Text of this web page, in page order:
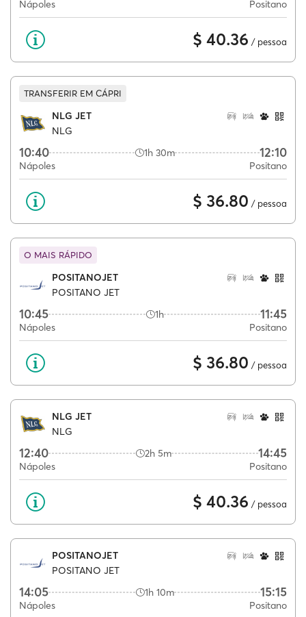
Nápoles Positano
$ 40.36 / pessoa
TRANSFERIR EM CÁPRI
NLG JET
NLG
10:40 1h 30m 12:10
Nápoles Positano
$ 36.80 / pessoa
O MAIS RÁPIDO
POSITANOJET
POSITANO JET
10:45 1h 11:45
Nápoles Positano
$ 36.80 / pessoa
NLG JET
NLG
12:40 2h 5m 14:45
Nápoles Positano
$ 40.36 / pessoa
POSITANOJET
POSITANO JET
14:05 1h 10m 15:15
Nápoles Positano